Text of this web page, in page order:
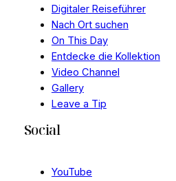
Digitaler Reiseführer
Nach Ort suchen
On This Day
Entdecke die Kollektion
Video Channel
Gallery
Leave a Tip
Social
YouTube